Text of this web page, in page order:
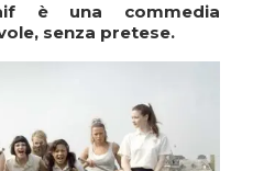
è una commedia
senza pretese.